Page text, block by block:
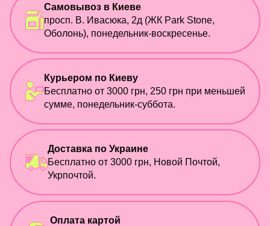
Самовывоз в Киеве
просп. В. Ивасюка, 2д (ЖК Park Stone,
Оболонь), понедельник-воскресенье.
Курьером по Киеву
Бесплатно от 3000 грн, 250 грн при меньшей
сумме, понедельник-суббота.
Доставка по Украине
Бесплатно от 3000 грн, Новой Почтой,
Укрпочтой.
Оплата картой